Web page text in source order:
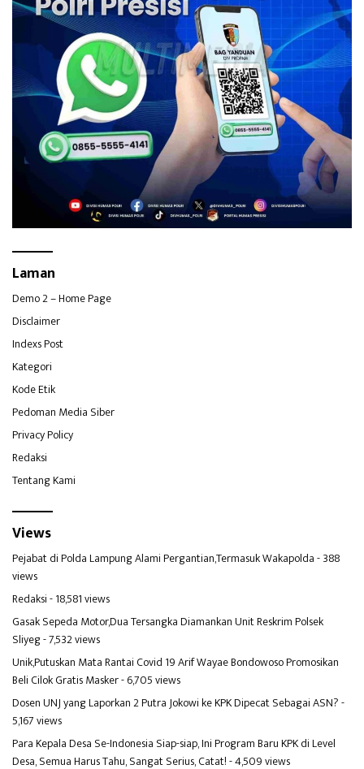
Laman
Demo 2 – Home Page
Disclaimer
Indexs Post
Kategori
Kode Etik
Pedoman Media Siber
Privacy Policy
Redaksi
Tentang Kami
Views
Pejabat di Polda Lampung Alami Pergantian,Termasuk Wakapolda- 388
views
Redaksi- 18,581 views
Gasak Sepeda Motor,Dua Tersangka Diamankan Unit Reskrim Polsek
Sliyeg- 7,532 views
Unik,Putuskan Mata Rantai Covid 19 Arif Wayae Bondowoso Promosikan
Beli Cilok Gratis Masker- 6,705 views
Dosen UNJ yang Laporkan 2 Putra Jokowi ke KPK Dipecat Sebagai ASN?-
5,167 views
Para Kepala Desa Se-Indonesia Siap-siap, Ini Program Baru KPK di Level
Desa, Semua Harus Tahu, Sangat Serius, Catat!- 4,509 views